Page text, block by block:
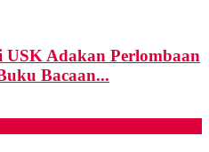
Adakan Perlombaan
Bacaan...